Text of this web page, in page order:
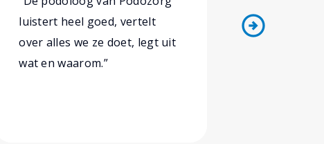
luistert heel goed, vertelt
over alles we ze doet, legt uit
wat en waarom.”
reageerde
arrow_circle_right